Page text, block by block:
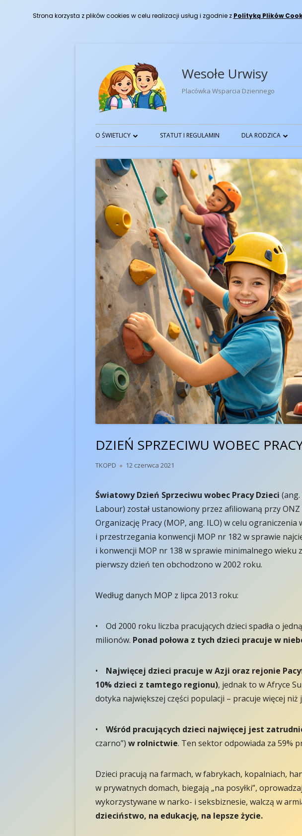
Wesołe Urwisy
Placówka Wsparcia Dziennego
Menu
główne
O ŚWIETLICY
KADRA
O NAS
OPIS PRACY I POTRZEBY
PRACA ZDALNA
STATUT I REGULAMIN DLA RODZICA
PEDAGOGIZACJA
ŚLUBOWANIE
DZIEŃ SPRZECIWU WOBEC
Autor
TKOPD Opublikowano
12 czerwca 2021
Światowy Dzień Sprzeciwu wobec Pracy Dzieci
Labour) został ustanowiony przez afiliowaną przy
Organizację Pracy (MOP, ang. ILO) w celu ograniczenia
i przestrzegania konwencji MOP nr 182 w sprawie
i konwencji MOP nr 138 w sprawie minimalnego wieku
pierwszy dzień ten obchodzono w 2002 roku.
Według danych MOP z lipca 2013 roku:
• Od 2000 roku liczba pracujących dzieci spadła o
milionów. Ponad połowa z tych dzieci pracuje w
• Najwięcej dzieci pracuje w Azji oraz rejonie
10% dzieci z tamtego regionu), jednak to w Afryce
dotyka największej części populacji – pracuje więcej niż
• Wśród pracujących dzieci najwięcej jest
czarno”) w rolnictwie. Ten sektor odpowiada za 59%
Dzieci pracują na farmach, w fabrykach, kopalniach,
w prywatnych domach, biegają „na posyłki”,
wykorzystywane w narko- i seksbiznesie, walczą w
dzieciństwo, na edukację, na lepsze życie.
Strona korzysta z plików cookies w celu realizacji usług i zgodnie z Polityką Plików